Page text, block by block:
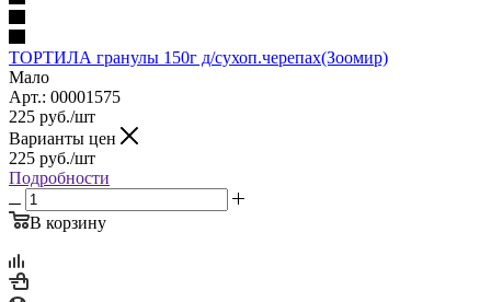
ТОРТИЛА гранулы 150г д/сухоп.черепах(Зоомир)
Мало
Арт.: 00001575
225 руб./шт
Варианты цен
225 руб./шт
Подробности
В корзину